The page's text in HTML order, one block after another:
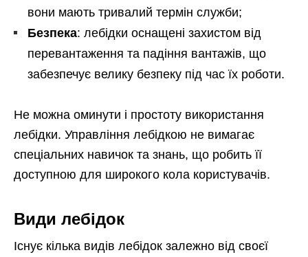
вони мають тривалий термін служби;
Безпека: лебідки оснащені захистом від
перевантаження та падіння вантажів, що
забезпечує велику безпеку під час їх роботи.
Не можна оминути і простоту використання
лебідки. Управління лебідкою не вимагає
спеціальних навичок та знань, що робить її
доступною для широкого кола користувачів.
Види лебідок
Існує кілька видів лебідок залежно від своєї